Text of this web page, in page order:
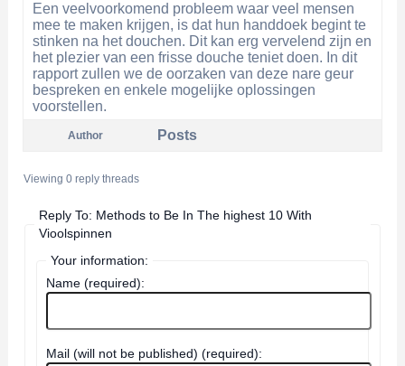
Een veelvoorkomend probleem waar veel mensen
mee te maken krijgen, is dat hun handdoek begint te
stinken na het douchen. Dit kan erg vervelend zijn en
het plezier van een frisse douche teniet doen. In dit
rapport zullen we de oorzaken van deze nare geur
bespreken en enkele mogelijke oplossingen
voorstellen.
Author Posts
Viewing 0 reply threads
Reply To: Methods to Be In The highest 10 With
Vioolspinnen
Your information:
Name (required):
Mail (will not be published) (required):